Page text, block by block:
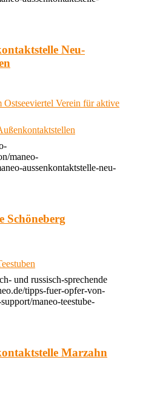
Neu-
Ostseeviertel Verein für aktive
maneo-
aussenkontaktstelle-neu-
Schöneberg
und russisch-sprechende
tipps-fuer-opfer-von-
maneo-teestube-
Marzahn